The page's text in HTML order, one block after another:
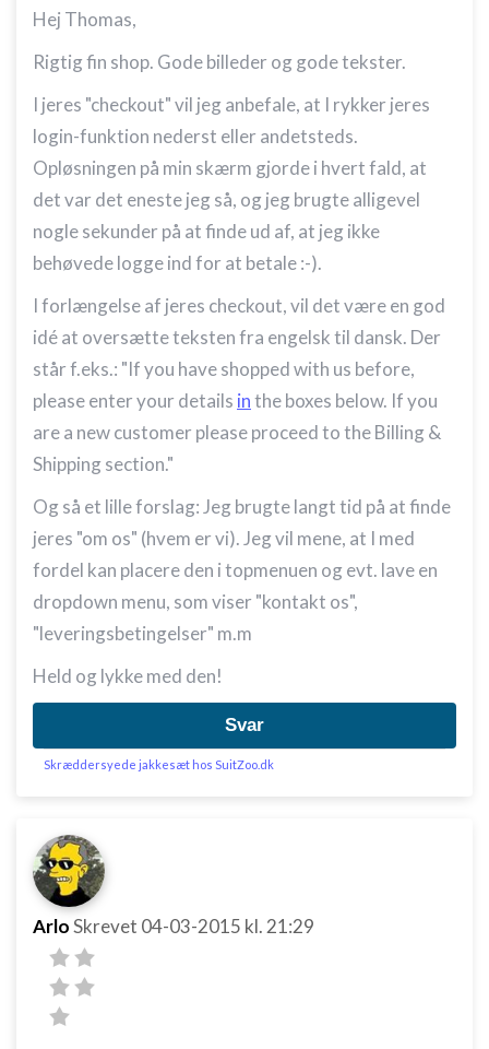
Hej Thomas,
Rigtig fin shop. Gode billeder og gode tekster.
I jeres "checkout" vil jeg anbefale, at I rykker jeres
login-funktion nederst eller andetsteds.
Opløsningen på min skærm gjorde i hvert fald, at
det var det eneste jeg så, og jeg brugte alligevel
nogle sekunder på at finde ud af, at jeg ikke
behøvede logge ind for at betale :-).
I forlængelse af jeres checkout, vil det være en god
idé at oversætte teksten fra engelsk til dansk. Der
står f.eks.: "If you have shopped with us before,
please enter your details inthe boxes below. If you
are a new customer please proceed to the Billing &
Shipping section."
Og så et lille forslag: Jeg brugte langt tid på at finde
jeres "om os" (hvem er vi). Jeg vil mene, at I med
fordel kan placere den i topmenuen og evt. lave en
dropdown menu, som viser "kontakt os",
"leveringsbetingelser" m.m
Held og lykke med den!
Svar
Skræddersyede jakkesæt hos SuitZoo.dk
ArloSkrevet 04-03-2015 kl. 21:29